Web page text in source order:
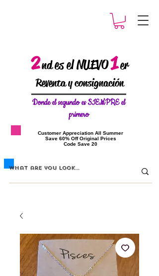
2ndes el NUEVO1er
Reventa y consignación
Donde elsegundo es SIEMPRE el
primero
​Customer Appreciation All Summer
​Save 60% Off Original Prices
​Code Save 20